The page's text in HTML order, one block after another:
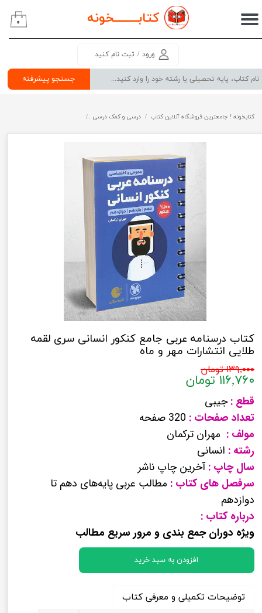
کتابــــــــخونه
جستجو پیشرفته
ورود / ثبت نام کنید
حساب کاربری من
سفارشات
۰
کتابخونه ! جامعترین فروشگاه آنلاین کتاب درسی و کمک درسی
کتاب درسنامه عربی جامع کنکور انسانی سری لقمه
طلایی انتشارات مهر و ماه
۱۳۹,۰۰۰ تومان
۱۱۶,۷۶۰ تومان
قطع :جیبی
تعداد صفحات :
مولف : مهران ترکمان
رشته : انسانی
سال چاپ :آخرین چاپ ناشر
سرفصل های کتاب : مطالب عربی پایه‌های دهم تا
دوازدهم
درباره کتاب :
ویژه دوران جمع بندی و مرور سریع مطالب
افزودن به سبد خرید
توضیحات تکمیلی و معرفی کتاب